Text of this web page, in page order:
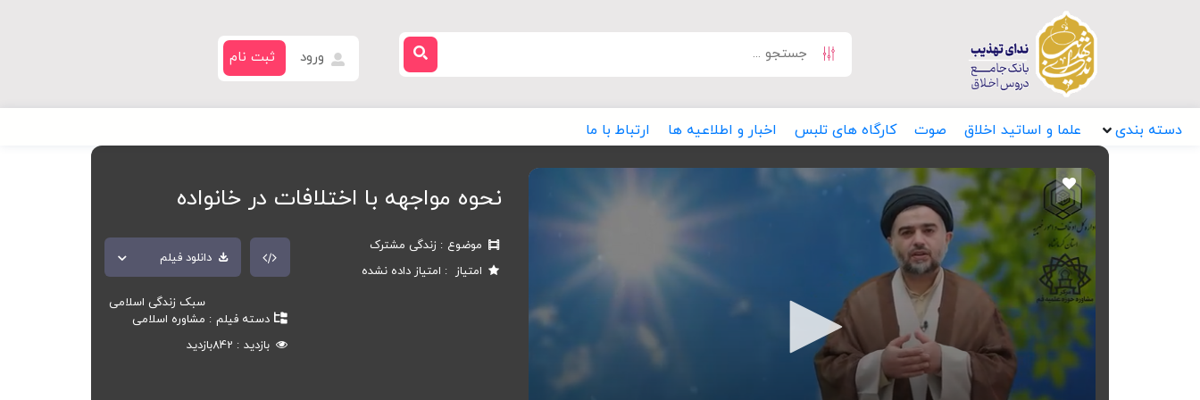
ورود ثبت نام
دسته بندی علما و اساتید اخلاق صوت کارگاه های تلبس اخبار و اطلاعیه ها ارتباط با ما
نحوه مواجهه با اختلافات در خانواده
موضوع
زندگی مشترک
امتیاز
امتیاز داده نشده
دانلود فیلم
دسته فیلم
سبک زندگی اسلامی
مشاوره اسلامی
بازدید
842بازدید